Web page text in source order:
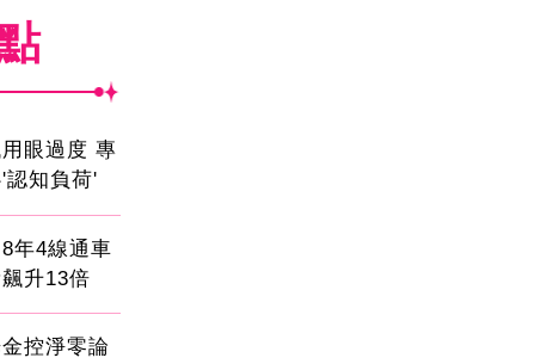
眼過度 專
認知負荷'
年4線通車
升13倍
控淨零論